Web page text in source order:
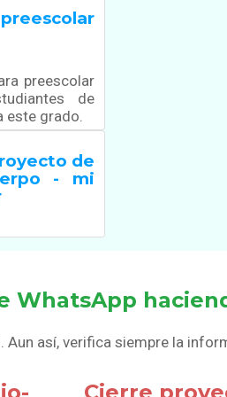
preescolar
de
este grado.
de
- mi
WhatsApp
así, verifica siempre la
Cierre